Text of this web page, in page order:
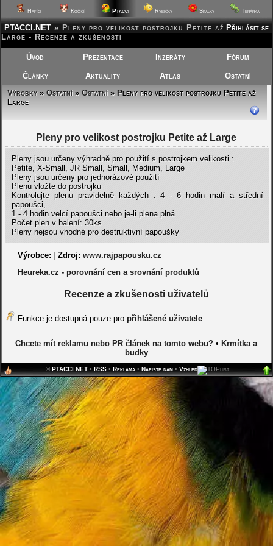
Hafíci Kočičí Ptáčci Rybičky Skalky Terárka
Přihlásit se
PTACCI.NET » Pleny pro velikost postrojku Petite až
Large - Recenze a zkušenosti
Úvod Prezentace Inzeráty Fórum
Články Aktuality Atlas
Ostatní
Výrobky» Ostatní» Ostatní» Pleny pro velikost postrojku Petite až
Large
Pleny pro velikost postrojku Petite až Large
Pleny jsou určeny výhradně pro použití s postrojkem velikosti :
Petite, X-Small, JR Small, Small, Medium, Large
Pleny jsou určeny pro jednorázové použití
Plenu vložte do postrojku
Kontrolujte plenu pravidelně každých : 4 - 6 hodin malí a střední
papoušci,
1 - 4 hodin velcí papoušci nebo je-li plena plná
Počet plen v balení: 30ks
Pleny nejsou vhodné pro destruktivní papoušky
Výrobce: Zdroj: www.rajpapousku.cz
Heureka.cz - porovnání cen a srovnání produktů
Recenze a zkušenosti uživatelů
Funkce je dostupná pouze pro přihlášené uživatele
Chcete mít reklamu nebo PR článek na tomto webu? • Krmítka a
budky
©PTACCI.NET• RSS• Reklama• Napište nám• Vzhled